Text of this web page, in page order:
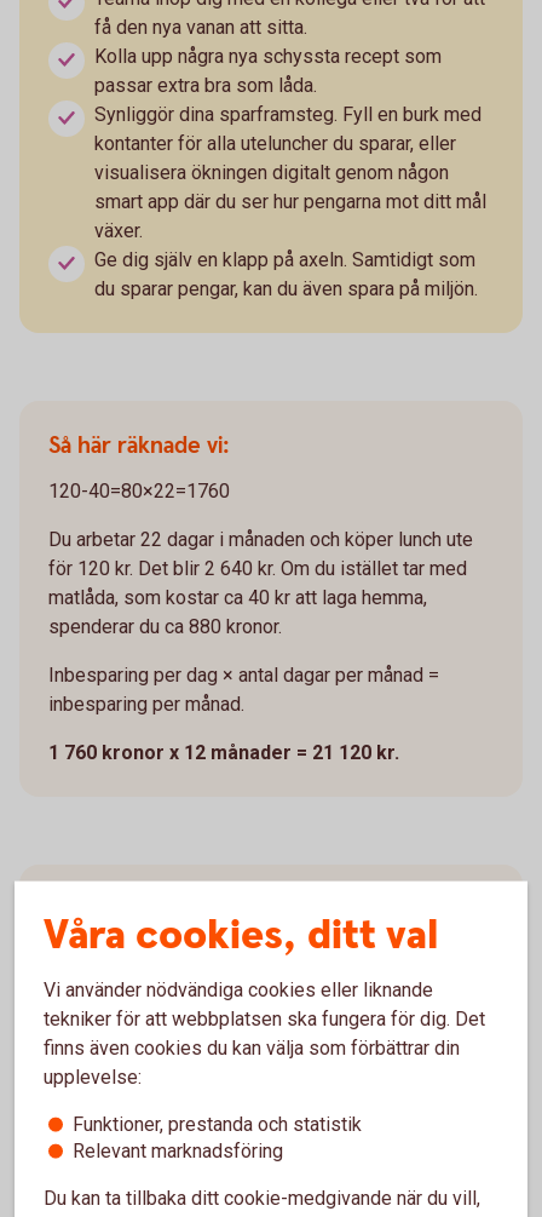
få den nya vanan att sitta.
Kolla upp några nya schyssta recept som
passar extra bra som låda.
Synliggör dina sparframsteg. Fyll en burk med
kontanter för alla uteluncher du sparar, eller
visualisera ökningen digitalt genom någon
smart app där du ser hur pengarna mot ditt mål
växer.
Ge dig själv en klapp på axeln. Samtidigt som
du sparar pengar, kan du även spara på miljön.
Så här räknade vi:
120-40=80×22=1760
Du arbetar 22 dagar i månaden och köper lunch ute
för 120 kr. Det blir 2 640 kr. Om du istället tar med
matlåda, som kostar ca 40 kr att laga hemma,
spenderar du ca 880 kronor.
Inbesparing per dag × antal dagar per månad =
inbesparing per månad.
1 760 kronor x 12 månader = 21 120 kr.
Spara 10 800 kr om året på matlåda
varannan dag
Om det känns alldeles för tråkigt att behöva säga
hejdå till krog och restaurang så behöver man inte gå
all in. Det är ju helt okej att släppa in lite ”orkar inte”,
”glömde", ”fredagslyx” och ”semester” i din nya rutin
kronor är inte heller så dumt, eller hur?
Våra cookies, ditt val
Vi använder nödvändiga cookies eller liknande
tekniker för att webbplatsen ska fungera för dig. Det
finns även cookies du kan välja som förbättrar din
upplevelse:
Funktioner, prestanda och statistik
Relevant marknadsföring
Du kan ta tillbaka ditt cookie-medgivande när du vill,